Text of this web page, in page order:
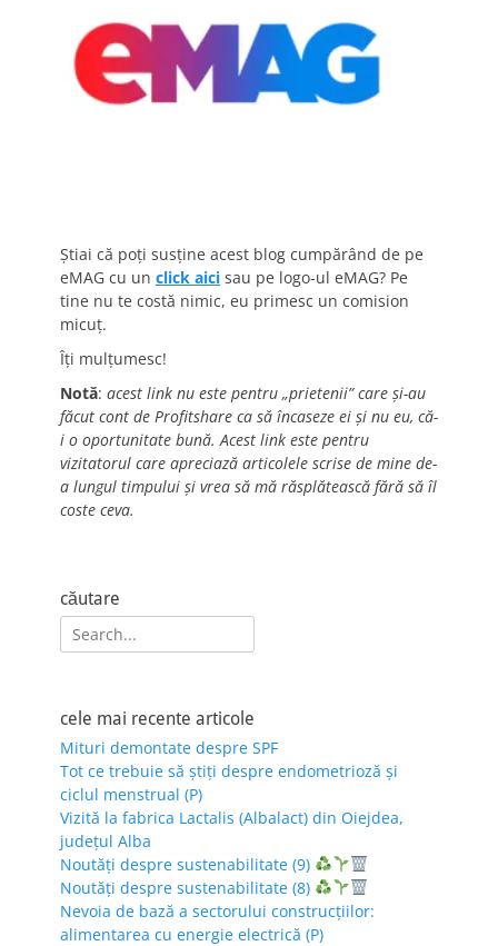
Știai că poți susține acest blog cumpărând de pe
eMAG cu un click aici sau pe logo-ul eMAG? Pe
tine nu te costă nimic, eu primesc un comision
micuț.
Îți mulțumesc!
Notă: acest link nu este pentru „prietenii” care și-au
făcut cont de Profitshare ca să încaseze ei și nu eu, că-
i o oportunitate bună. Acest link este pentru
vizitatorul care apreciază articolele scrise de mine de-
a lungul timpului și vrea să mă răsplătească fără să îl
coste ceva.
căutare
Search
for:
cele mai recente articole
Mituri demontate despre SPF
Tot ce trebuie să știți despre endometrioză și
ciclul menstrual (P)
Vizită la fabrica Lactalis (Albalact) din Oiejdea,
județul Alba
Noutăți despre sustenabilitate (9)
Noutăți despre sustenabilitate (8)
Nevoia de bază a sectorului construcțiilor:
alimentarea cu energie electrică (P)